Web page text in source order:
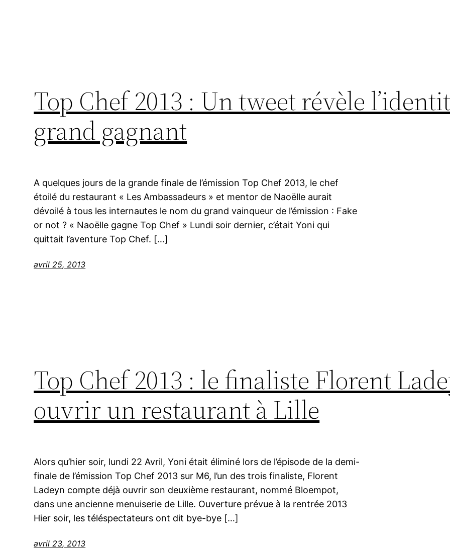
Top Chef 2013 : Un tweet révèle
grand gagnant
A quelques jours de la grande finale de l’émission Top Chef 2013, le chef
étoilé du restaurant « Les Ambassadeurs » et mentor de Naoëlle aurait
dévoilé à tous les internautes le nom du grand vainqueur de l’émission : Fake
or not ? « Naoëlle gagne Top Chef » Lundi soir dernier, c’était Yoni qui
quittait l’aventure Top Chef. […]
avril 25, 2013
Top Chef 2013 : le finaliste Florent
ouvrir un restaurant à Lille
Alors qu’hier soir, lundi 22 Avril, Yoni était éliminé lors de l’épisode de la demi-
finale de l’émission Top Chef 2013 sur M6, l’un des trois finaliste, Florent
Ladeyn compte déjà ouvrir son deuxième restaurant, nommé Bloempot,
dans une ancienne menuiserie de Lille. Ouverture prévue à la rentrée 2013
Hier soir, les téléspectateurs ont dit bye-bye […]
avril 23, 2013